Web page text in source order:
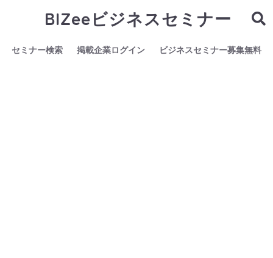
BIZeeビジネスセミナー
セミナー検索 掲載企業ログイン ビジネスセミナー募集無料